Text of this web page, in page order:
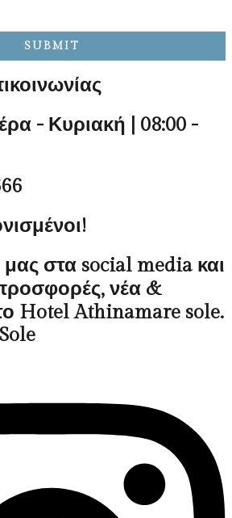
- Κυριακή | 08:00 -
στα social media και
νέα &
Hotel Athinamare sole.